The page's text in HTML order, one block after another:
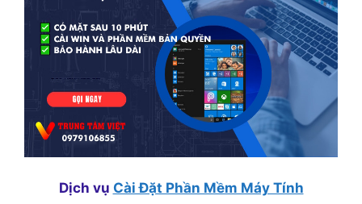
Dịch vụ Cài Đặt Phần Mềm Máy Tính